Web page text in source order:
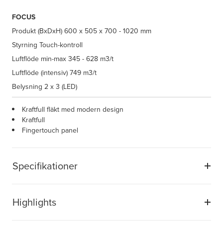
Specifikationer
Highlights
FOCUS
Produkt (BxDxH)600 x 505 x 700 - 1020 mm
Styrning Touch-kontroll
Luftflöde min-max345 - 628 m3/t
Luftflöde (intensiv)749 m3/t
Belysning 2 x 3 (LED)
Kraftfull fläkt med modern design
Kraftfull
Fingertouch panel